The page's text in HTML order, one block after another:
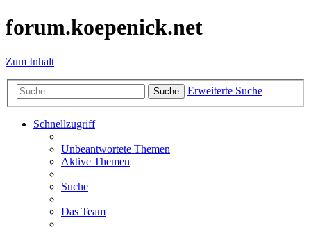
forum.koepenick.net
Zum Inhalt
Suche Erweiterte Suche
Schnellzugriff
Unbeantwortete Themen
Aktive Themen
Suche
Das Team